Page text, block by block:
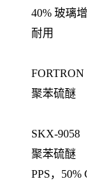
40% 玻璃
耐用
聚苯硫醚
SKX-9058
聚苯硫醚
PPS，